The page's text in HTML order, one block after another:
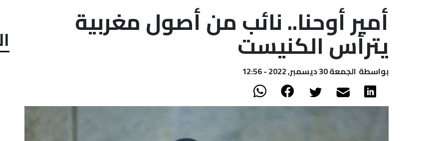
أمير أوحنا.. نائب من أصول مغربية
يترأس الكنيست
بواسطة الجمعة 30 ديسمبر, 2022 - 12:56